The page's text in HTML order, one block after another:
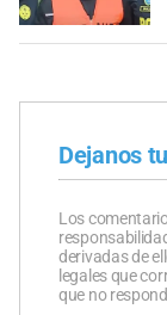
Dejanos
Los
derivadas de
legales que
que no